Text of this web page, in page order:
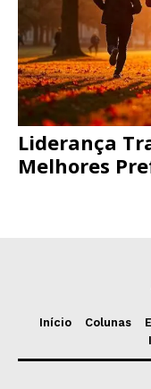
Liderança
Melhores
Início Colunas